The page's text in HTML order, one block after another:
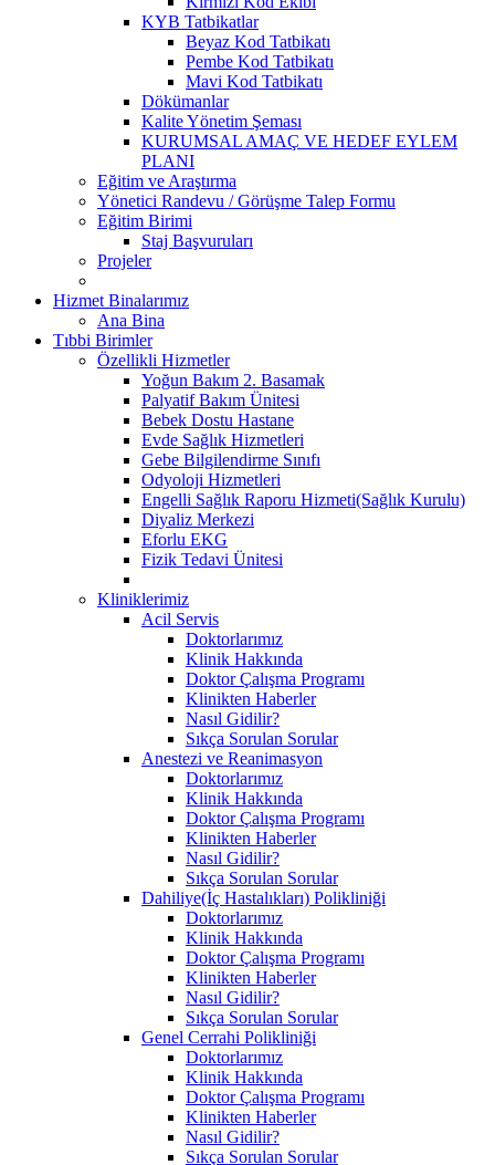
KYB Tatbikatlar
Beyaz Kod Tatbikatı
Pembe Kod Tatbikatı
Mavi Kod Tatbikatı
Dökümanlar
Kalite Yönetim Şeması
KURUMSAL AMAÇ VE HEDEF EYLEM
PLANI
Eğitim ve Araştırma
Yönetici Randevu / Görüşme Talep Formu
Eğitim Birimi
Staj Başvuruları
Projeler
Hizmet Binalarımız
Ana Bina
Tıbbi Birimler
Özellikli Hizmetler
Yoğun Bakım 2. Basamak
Palyatif Bakım Ünitesi
Bebek Dostu Hastane
Evde Sağlık Hizmetleri
Gebe Bilgilendirme Sınıfı
Odyoloji Hizmetleri
Engelli Sağlık Raporu Hizmeti(Sağlık Kurulu)
Diyaliz Merkezi
Eforlu EKG
Fizik Tedavi Ünitesi
Kliniklerimiz
Acil Servis
Doktorlarımız
Klinik Hakkında
Doktor Çalışma Programı
Klinikten Haberler
Nasıl Gidilir?
Sıkça Sorulan Sorular
Anestezi ve Reanimasyon
Doktorlarımız
Klinik Hakkında
Doktor Çalışma Programı
Klinikten Haberler
Nasıl Gidilir?
Sıkça Sorulan Sorular
Dahiliye(İç Hastalıkları) Polikliniği
Doktorlarımız
Klinik Hakkında
Doktor Çalışma Programı
Klinikten Haberler
Nasıl Gidilir?
Sıkça Sorulan Sorular
Genel Cerrahi Polikliniği
Doktorlarımız
Klinik Hakkında
Doktor Çalışma Programı
Klinikten Haberler
Nasıl Gidilir?
Sıkça Sorulan Sorular